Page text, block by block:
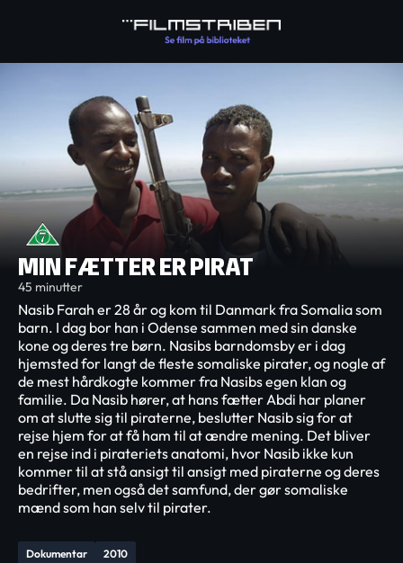
MIN FÆTTER ER PIRAT
45 minutter
Dokumentar 2010
Nasib Farah er 28 år og kom til Danmark fra Somalia som
barn. I dag bor han i Odense sammen med sin danske
kone og deres tre børn. Nasibs barndomsby er i dag
hjemsted for langt de fleste somaliske pirater, og nogle af
de mest hårdkogte kommer fra Nasibs egen klan og
familie. Da Nasib hører, at hans fætter Abdi har planer
om at slutte sig til piraterne, beslutter Nasib sig for at
rejse hjem for at få ham til at ændre mening. Det bliver
en rejse ind i pirateriets anatomi, hvor Nasib ikke kun
kommer til at stå ansigt til ansigt med piraterne og deres
bedrifter, men også det samfund, der gør somaliske
mænd som han selv til pirater.